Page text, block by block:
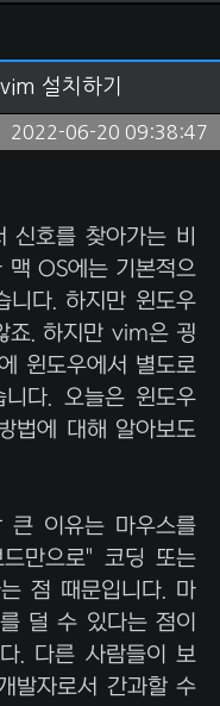
설치하기
2022-06-20 09:38:47
신호를 찾아가는 비
맥 OS에는 기본적으
다. 하지만 윈도우
죠. 하지만 vim은 굉
윈도우에서 별도로
다. 오늘은 윈도우
법에 대해 알아보도
큰 이유는 마우스를
만으로" 코딩 또는
점 때문입니다. 마
덜 수 있다는 점이
. 다른 사람들이 보
발자로서 간과할 수